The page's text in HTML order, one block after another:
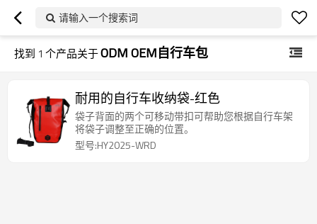
请输入一个搜索词
找到 1 个产品关于ODM OEM自行车包
耐用的自行车收纳袋-红色
袋子背面的两个可移动带扣可帮助您根据自行车架
将袋子调整至正确的位置。
型号:HY2025-WRD